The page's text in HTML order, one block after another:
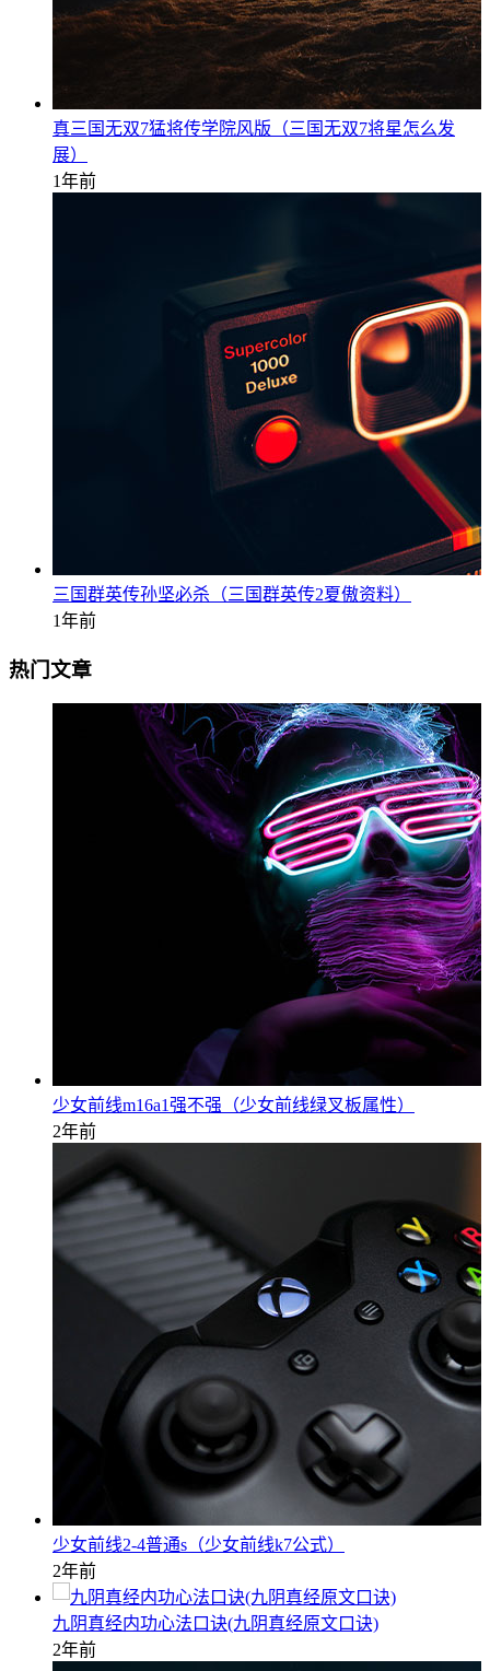
真三国无双7猛将传学院风版（三国无双7将星怎么发
展）
1年前
三国群英传孙坚必杀（三国群英传2夏傲资料）
1年前
热门文章
少女前线m16a1强不强（少女前线绿叉板属性）
2年前
少女前线2-4普通s（少女前线k7公式）
2年前
九阴真经内功心法口诀(九阴真经原文口诀)
2年前